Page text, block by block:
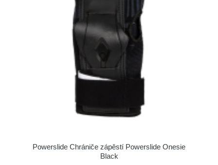
Powerslide Chrániče zápěstí Powerslide Onesie
Black